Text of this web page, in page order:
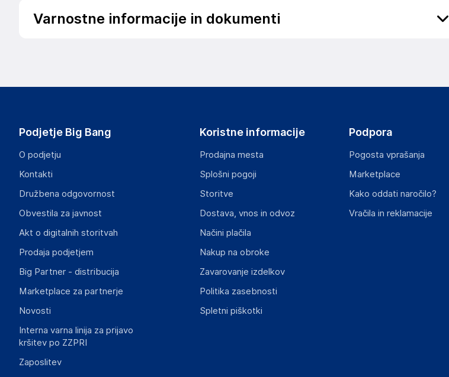
Varnostne informacije in dokumenti
honfleur.jeans@guess.eu
Gospodarski subjekt s sedežem v EU, ki zagotavlja skladnost izdelka z zahtevanimi predpisi.
Avenue de Normandie, 14600 Honfleur, FRANCE
Francija
Slike o varnosti izdelka
Slike o varnosti izdelka vsebujejo opozorila na embalaži izdelka in lahko vključujejo ključne varnostne
Podjetje Big Bang
O podjetju
Kontakti
Družbena odgovornost
Obvestila za javnost
Akt o digitalnih storitvah
Prodaja podjetjem
Big Partner - distribucija
Marketplace za partnerje
Novosti
Interna varna linija za prijavo
kršitev po ZZPRI
Zaposlitev
Koristne informacije
Prodajna mesta
Splošni pogoji
Storitve
Dostava, vnos in odvoz
Načini plačila
Nakup na obroke
Zavarovanje izdelkov
Politika zasebnosti
Spletni piškotki
Podpora
Pogosta vprašanja
Marketplace
Kako oddati naročilo?
Vračila in reklamacije